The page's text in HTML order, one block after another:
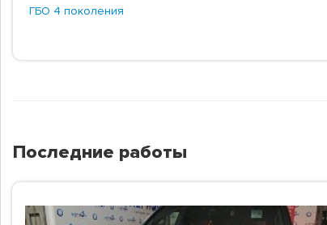
ГБО 4 поколения
Последние работы